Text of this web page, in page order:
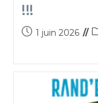
!!!
1 juin 2026